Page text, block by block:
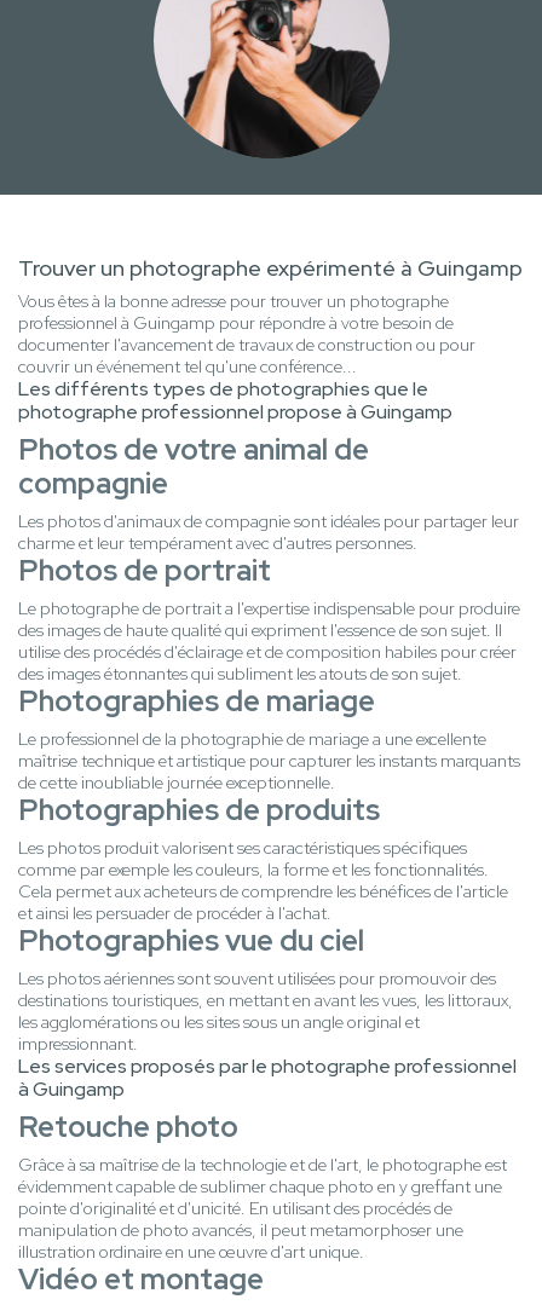
Trouver un photographe expérimenté à Guingamp
Vous êtes à la bonne adresse pour trouver un photographe
professionnel à Guingamp pour répondre à votre besoin de
documenter l'avancement de travaux de construction ou pour
couvrir un événement tel qu'une conférence...
Les différents types de photographies que le
photographe professionnel propose à Guingamp
Photos de votre animal de
compagnie
Les photos d'animaux de compagnie sont idéales pour partager leur
charme et leur tempérament avec d'autres personnes.
Photos de portrait
Le photographe de portrait a l'expertise indispensable pour produire
des images de haute qualité qui expriment l'essence de son sujet. Il
utilise des procédés d'éclairage et de composition habiles pour créer
des images étonnantes qui subliment les atouts de son sujet.
Photographies de mariage
Le professionnel de la photographie de mariage a une excellente
maîtrise technique et artistique pour capturer les instants marquants
de cette inoubliable journée exceptionnelle.
Photographies de produits
Les photos produit valorisent ses caractéristiques spécifiques
comme par exemple les couleurs, la forme et les fonctionnalités.
Cela permet aux acheteurs de comprendre les bénéfices de l'article
et ainsi les persuader de procéder à l'achat.
Photographies vue du ciel
Les photos aériennes sont souvent utilisées pour promouvoir des
destinations touristiques, en mettant en avant les vues, les littoraux,
les agglomérations ou les sites sous un angle original et
impressionnant.
Les services proposés par le photographe professionnel
à Guingamp
Retouche photo
Grâce à sa maîtrise de la technologie et de l'art, le photographe est
évidemment capable de sublimer chaque photo en y greffant une
pointe d'originalité et d'unicité. En utilisant des procédés de
manipulation de photo avancés, il peut metamorphoser une
illustration ordinaire en une œuvre d'art unique.
Vidéo et montage